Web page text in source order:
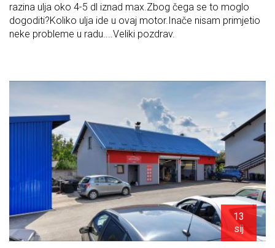
razina ulja oko 4-5 dl iznad max.Zbog čega se to moglo
dogoditi?Koliko ulja ide u ovaj motor.Inače nisam primjetio
neke probleme u radu....Veliki pozdrav.
13
sij